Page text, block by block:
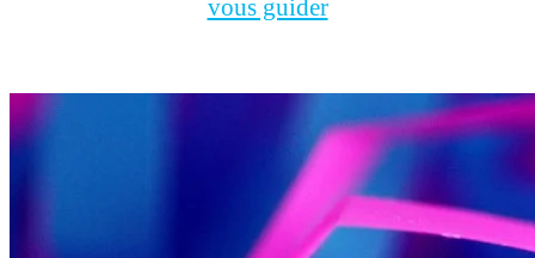
vous guider